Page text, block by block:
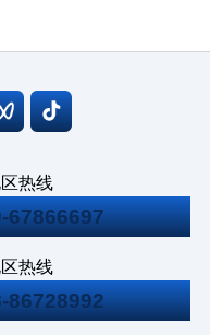
热线
67866697
热线
86728992